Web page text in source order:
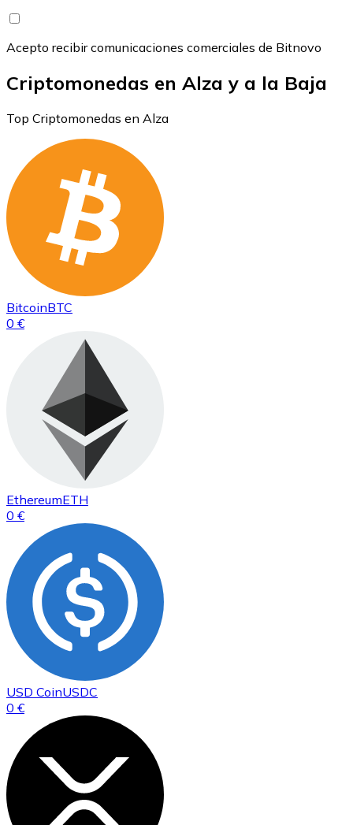
Acepto recibir comunicaciones comerciales de Bitnovo
Criptomonedas en Alza y a la Baja
Top Criptomonedas en Alza
BitcoinBTC
0 €
EthereumETH
0 €
USD CoinUSDC
0 €